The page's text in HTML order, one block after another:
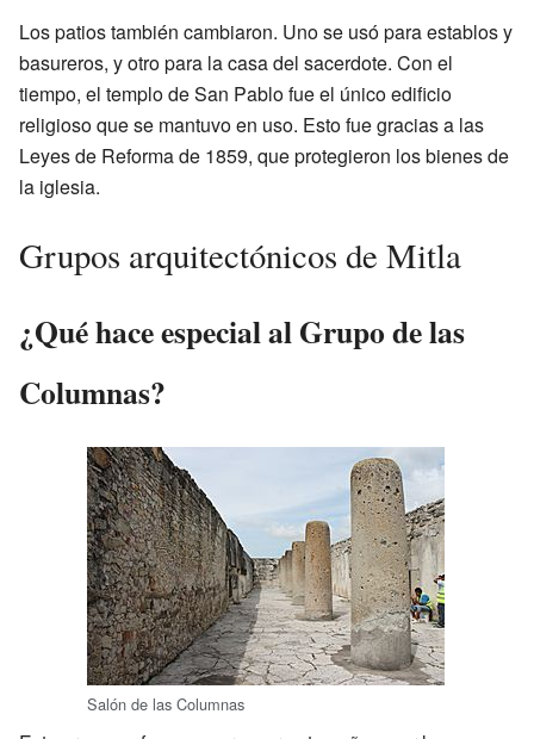
Los patios también cambiaron. Uno se usó para establos y
basureros, y otro para la casa del sacerdote. Con el
tiempo, el templo de San Pablo fue el único edificio
religioso que se mantuvo en uso. Esto fue gracias a las
Leyes de Reforma de 1859, que protegieron los bienes de
la iglesia.
Grupos arquitectónicos de Mitla
¿Qué hace especial al Grupo de las
Columnas?
Salón de las Columnas